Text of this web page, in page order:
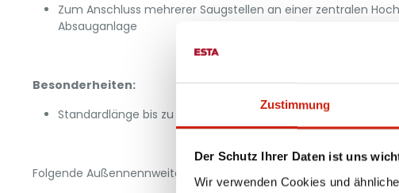
Zustimmung
Der Schutz Ihrer Daten ist uns
Wir verwenden Cookies und
Zum Anschluss mehrerer Saugstellen an einer zentralen
Absauganlage
Besonderheiten:
Standardlänge bis zu 6,0 m
Folgende Außennennweiten ab Lager lieferbar: